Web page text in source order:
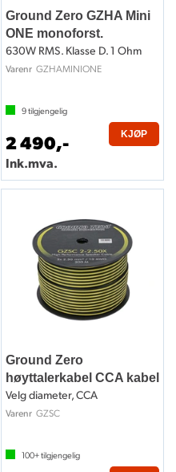
Ground Zero GZHA Mini
ONE monoforst.
630W RMS. Klasse D. 1 Ohm
Varenr GZHAMINIONE
9tilgjengelig
2 490,-
Ink.mva.
KJØP
Ground Zero
høyttalerkabel CCA kabel
Velg diameter, CCA
Varenr GZSC
100+tilgjengelig